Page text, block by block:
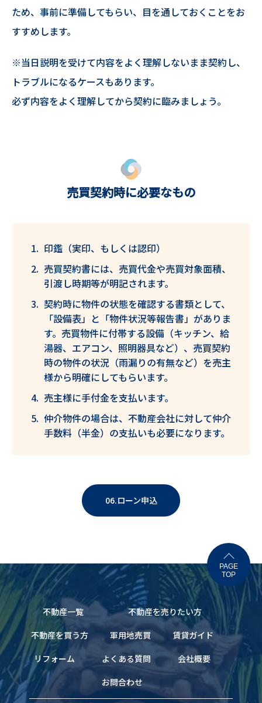
ため、事前に準備してもらい、目を通しておくことをお
すすめします。
※当日説明を受けて内容をよく理解しないまま契約し、
トラブルになるケースもあります。
必ず内容をよく理解してから契約に臨みましょう。
売買契約時に必要なもの
印鑑（実印、もしくは認印）
売買契約書には、売買代金や売買対象面積、
引渡し時期等が明記されます。
契約時に物件の状態を確認する書類として、
「設備表」と「物件状況等報告書」がありま
す。売買物件に付帯する設備（キッチン、給
湯器、エアコン、照明器具など）、売買契約
時の物件の状況（雨漏りの有無など）を売主
様から明確にしてもらいます。
売主様に手付金を支払います。
仲介物件の場合は、不動産会社に対して仲介
手数料（半金）の支払いも必要になります。
06.ローン申込
不動産一覧
不動産を売りたい方
不動産を買う方
軍用地売買
賃貸ガイド
リフォーム
よくある質問
会社概要
お問合わせ
PAGE
TOP